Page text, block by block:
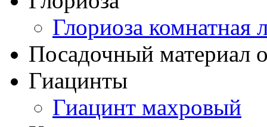
Глориоза комнатная
Посадочный материал
Гиацинты
Гиацинт махровый